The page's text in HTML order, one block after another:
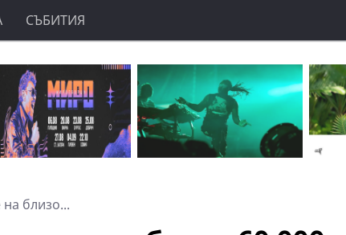
СЪБИТИЯ
близо...